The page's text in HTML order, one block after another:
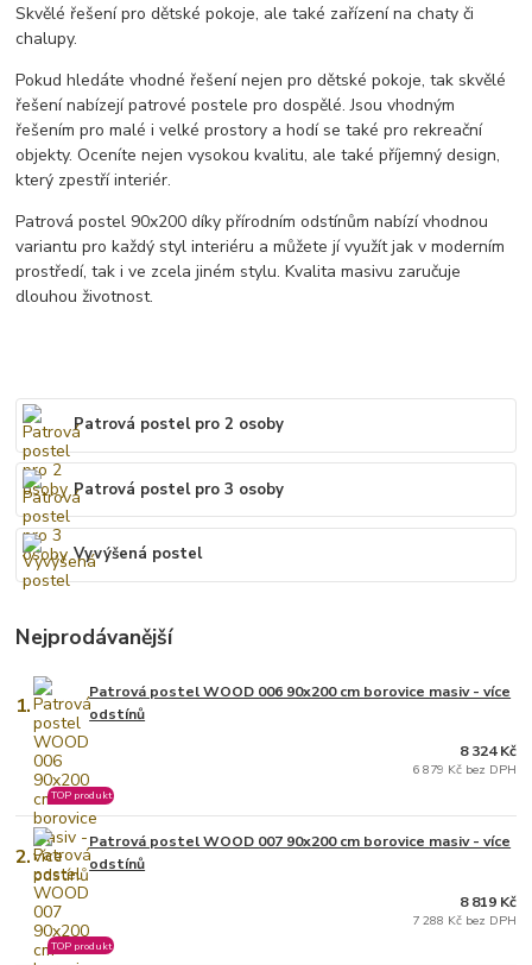
Skvělé řešení pro dětské pokoje, ale také zařízení na chaty či
chalupy.
Pokud hledáte vhodné řešení nejen pro dětské pokoje, tak skvělé
řešení nabízejí patrové postele pro dospělé. Jsou vhodným
řešením pro malé i velké prostory a hodí se také pro rekreační
objekty. Oceníte nejen vysokou kvalitu, ale také příjemný design,
který zpestří interiér.
Patrová postel 90x200 díky přírodním odstínům nabízí vhodnou
variantu pro každý styl interiéru a můžete jí využít jak v moderním
prostředí, tak i ve zcela jiném stylu. Kvalita masivu zaručuje
dlouhou životnost.
Patrová postel pro 2 osoby
Patrová postel pro 3 osoby
Vyvýšená postel
Nejprodávanější
1.
Patrová postel WOOD 006 90x200 cm borovice masiv - více
odstínů
TOP produkt
8 324 Kč
6 879 Kč bez DPH
2.
Patrová postel WOOD 007 90x200 cm borovice masiv - více
odstínů
TOP produkt
8 819 Kč
7 288 Kč bez DPH